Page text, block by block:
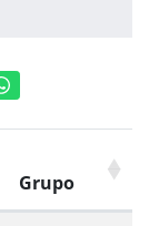
WhatsApp
Grupo